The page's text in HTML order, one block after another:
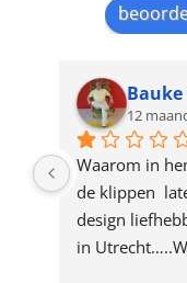
product
Bauke
12
Waarom in
de klippen
design
in